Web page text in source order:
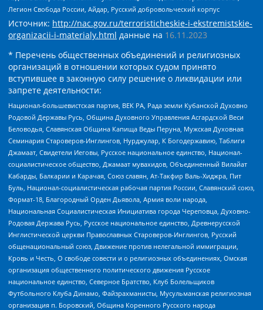
Легион Свобода России, Айдар, Русский добровольческий корпус
Источник: http://nac.gov.ru/terroristicheskie-i-ekstremistskie-
organizacii-i-materialy.html данные на 16.11.2023
* Перечень общественных объединений и религиозных
организаций в отношении которых судом принято
вступившее в законную силу решение о ликвидации или
запрете деятельности:
Национал-большевистская партия, ВЕК РА, Рада земли Кубанской Духовно
Родовой Державы Русь, Община Духовного Управления Асгардской Веси
Беловодья, Славянская Община Капища Веды Перуна, Мужская Духовная
Семинария Староверов-Инглингов, Нурджулар, К Богодержавию, Таблиги
Джамаат, Свидетели Иеговы, Русское национальное единство, Национал-
социалистическое общество, Джамаат мувахидов, Объединенный Вилайат
Кабарды, Балкарии и Карачая, Союз славян, Ат-Такфир Валь-Хиджра, Пит
Буль, Национал-социалистическая рабочая партия России, Славянский союз,
Формат-18, Благородный Орден Дьявола, Армия воли народа,
Национальная Социалистическая Инициатива города Череповца, Духовно-
Родовая Держава Русь, Русское национальное единство, Древнерусской
Инглистической церкви Православных Староверов-Инглингов, Русский
общенациональный союз, Движение против нелегальной иммиграции,
Кровь и Честь, О свободе совести и о религиозных объединениях, Омская
организация общественного политического движения Русское
национальное единство, Северное Братство, Клуб Болельщиков
Футбольного Клуба Динамо, Файзрахманисты, Мусульманская религиозная
организация п. Боровский, Община Коренного Русского народа